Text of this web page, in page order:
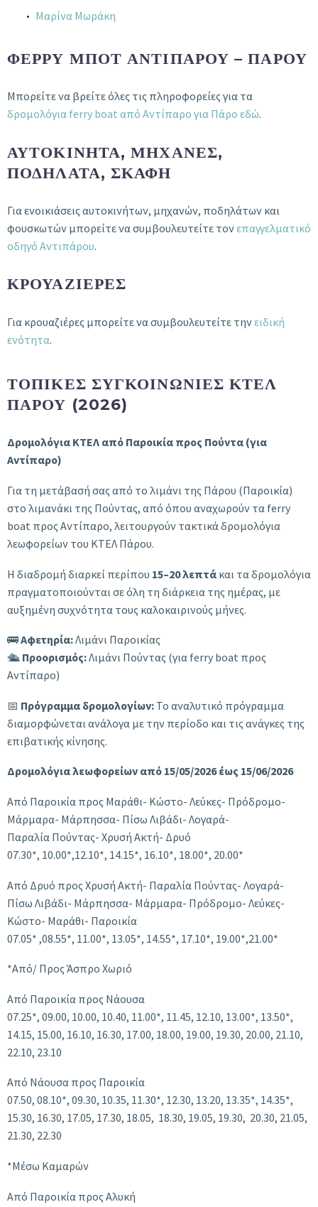
Μαρίνα Μωράκη
ΦΈΡΡΥ ΜΠΟΤ ΑΝΤΙΠΆΡΟΥ – ΠΆΡΟΥ
Μπορείτε να βρείτε όλες τις πληροφορείες για τα
δρομολόγια ferry boat από Αντίπαρο για Πάρο εδώ.
ΑΥΤΟΚΊΝΗΤΑ, ΜΗΧΑΝΈΣ,
ΠΟΔΉΛΑΤΑ, ΣΚΆΦΗ
Για ενοικιάσεις αυτοκινήτων, μηχανών, ποδηλάτων και
φουσκωτών μπορείτε να συμβουλευτείτε τονεπαγγελματικό
οδηγό Αντιπάρου.
ΚΡΟΥΑΖΙΈΡΕΣ
Για κρουαζιέρες μπορείτε να συμβουλευτείτε τηνειδική
ενότητα.
ΤΟΠΙΚΈΣ ΣΥΓΚΟΙΝΩΝΊΕΣ ΚΤΕΛ
ΠΆΡΟΥ (2026)
Δρομολόγια ΚΤΕΛ από Παροικία προς Πούντα (για
Αντίπαρο)
Για τη μετάβασή σας από το λιμάνι της Πάρου (Παροικία)
στο λιμανάκι της Πούντας, από όπου αναχωρούν τα ferry
boat προς Αντίπαρο, λειτουργούν τακτικά δρομολόγια
λεωφορείων του ΚΤΕΛ Πάρου.
Η διαδρομή διαρκεί περίπου 15–20 λεπτά και τα δρομολόγια
πραγματοποιούνται σε όλη τη διάρκεια της ημέρας, με
αυξημένη συχνότητα τους καλοκαιρινούς μήνες.
🚌Αφετηρία:Λιμάνι Παροικίας
🛳 Προορισμός:Λιμάνι Πούντας (για ferry boat προς
Αντίπαρο)
📅 Πρόγραμμα δρομολογίων: Το αναλυτικό πρόγραμμα
διαμορφώνεται ανάλογα με την περίοδο και τις ανάγκες της
επιβατικής κίνησης.
Δρομολόγια λεωφορείων από 15/05/2026 έως 15/06/2026
Από Παροικία προς Μαράθι- Κώστο- Λεύκες- Πρόδρομο-
Μάρμαρα- Μάρπησσα- Πίσω Λιβάδι- Λογαρά-
Παραλία Πούντας- Χρυσή Ακτή- Δρυό
07.30*, 10.00*,12.10*, 14.15*, 16.10*, 18.00*, 20.00*
Aπό Δρυό προς Χρυσή Ακτή- Παραλία Πούντας- Λογαρά-
Πίσω Λιβάδι- Μάρπησσα- Μάρμαρα- Πρόδρομο- Λεύκες-
Κώστο- Μαράθι- Παροικία
07.05* ,08.55*, 11.00*, 13.05*, 14.55*, 17.10*, 19.00*,21.00*
*Από/ Προς Άσπρο Χωριό
Από Παροικία προς Νάουσα
07.25*, 09.00, 10.00, 10.40, 11.00*, 11.45, 12.10, 13.00*, 13.50*,
14.15, 15.00, 16.10, 16.30, 17.00, 18.00, 19.00, 19.30, 20.00, 21.10,
22.10, 23.10
Από Νάουσα προς Παροικία
07.50, 08.10*, 09.30, 10.35, 11.30*, 12.30, 13.20, 13.35*, 14.35*,
15.30, 16.30, 17.05, 17.30, 18.05, 18.30, 19.05, 19.30, 20.30, 21.05,
21.30, 22.30
*Μέσω Καμαρών
Από Παροικία προς Αλυκή